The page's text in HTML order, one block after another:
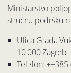
Ministarstvo
stručnu podršku
Ulica Grada
10 000 Zagreb
Telefon: ++385